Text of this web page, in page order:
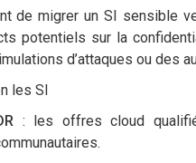
de migrer un SI sensible
potentiels sur la
d’attaques ou des
les SI
: les offres cloud